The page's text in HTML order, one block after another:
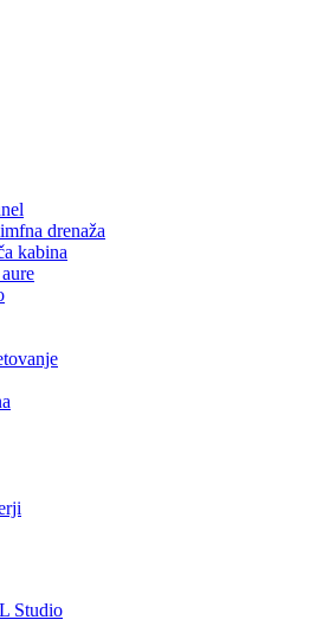
drenaža
kabina